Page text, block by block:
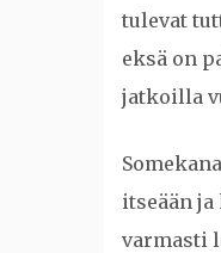
tulevat
eksä on
jatkoilla
itseään
varmasti